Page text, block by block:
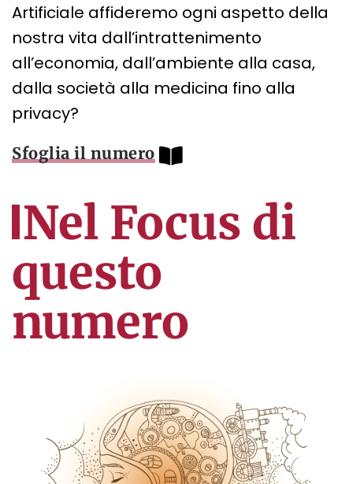
Artificiale affideremo ogni aspetto della
nostra vita dall’intrattenimento
all’economia, dall’ambiente alla casa,
dalla società alla medicina fino alla
privacy?
Sfoglia il numero
Nel Focus di
questo
numero